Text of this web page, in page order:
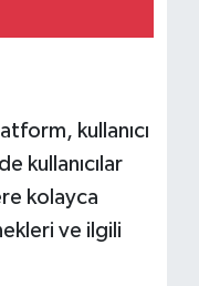
kullanıcı
kullanıcılar
kolayca
ve ilgili